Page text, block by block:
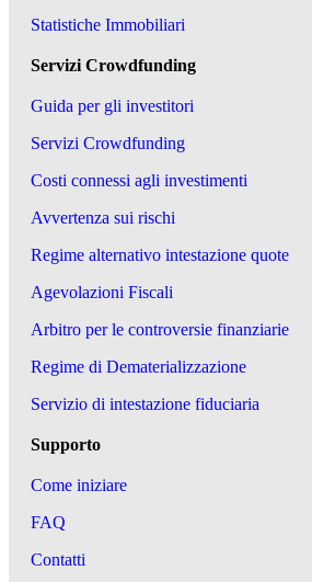
Statistiche Immobiliari
Servizi Crowdfunding
Guida per gli investitori
Servizi Crowdfunding
Costi connessi agli investimenti
Avvertenza sui rischi
Regime alternativo intestazione quote
Agevolazioni Fiscali
Arbitro per le controversie finanziarie
Regime di Dematerializzazione
Servizio di intestazione fiduciaria
Supporto
Come iniziare
FAQ
Contatti